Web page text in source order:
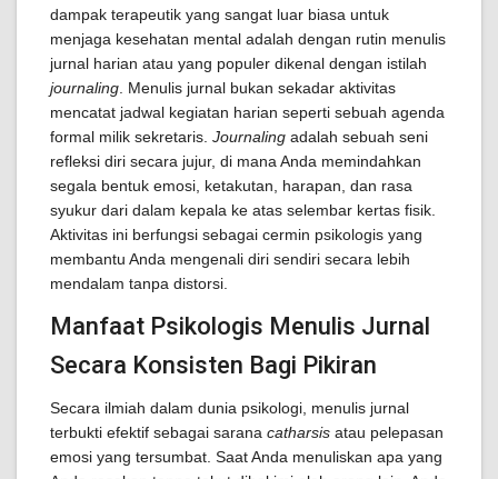
dampak terapeutik yang sangat luar biasa untuk
menjaga kesehatan mental adalah dengan rutin menulis
jurnal harian atau yang populer dikenal dengan istilah
journaling . Menulis jurnal bukan sekadar aktivitas
mencatat jadwal kegiatan harian seperti sebuah agenda
formal milik sekretaris. Journaling adalah sebuah seni
refleksi diri secara jujur, di mana Anda memindahkan
segala bentuk emosi, ketakutan, harapan, dan rasa
syukur dari dalam kepala ke atas selembar kertas fisik.
Aktivitas ini berfungsi sebagai cermin psikologis yang
membantu Anda mengenali diri sendiri secara lebih
mendalam tanpa distorsi.
Manfaat Psikologis Menulis Jurnal
Secara Konsisten Bagi Pikiran
Secara ilmiah dalam dunia psikologi, menulis jurnal
terbukti efektif sebagai sarana catharsis atau pelepasan
emosi yang tersumbat. Saat Anda menuliskan apa yang